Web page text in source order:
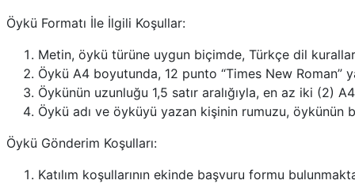
Öykü Formatı İle İlgili Koşullar:
Metin, öykü türüne uygun biçimde, Türkçe dil
Öykü A4 boyutunda, 12 punto “Times New Roman”
Öykünün uzunluğu 1,5 satır aralığıyla, en az iki (2)
Öykü adı ve öyküyü yazan kişinin rumuzu, öykünün
Öykü Gönderim Koşulları:
Katılım koşullarının ekinde başvuru formu